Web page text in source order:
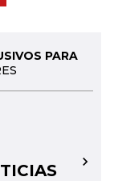
PARA
→